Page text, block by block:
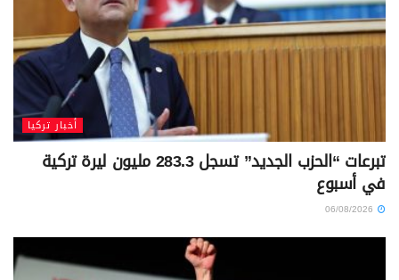
أخبار تركيا
تبرعات “الحزب الجديد” تسجل 283.3 مليون ليرة تركية
في أسبوع